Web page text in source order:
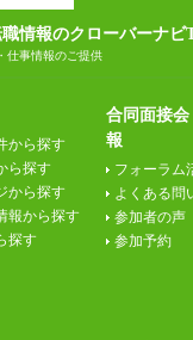
情報のクローバーナビ
仕事情報のご提供
から探す
ら探す
から探す
報から探す
探す
合同面接
報
フォーラム
よくある問
参加者の声
参加予約